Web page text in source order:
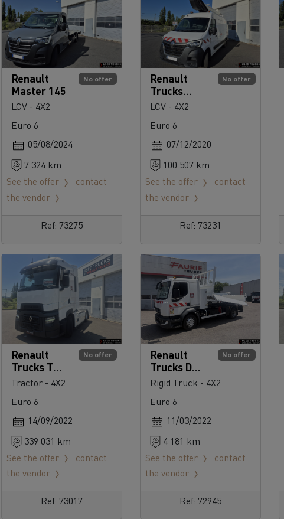
No offer
Renault
Master 145
LCV - 4X2
Euro 6
05/08/2024
7 324 km
See the offer
contact
the vendor
Ref: 73275
No offer
Renault
Trucks
Master 145
LCV - 4X2
Euro 6
07/12/2020
100 507 km
See the offer
contact
the vendor
Ref: 73231
No offer
Renault
Trucks T
High 480
Tractor - 4X2
Euro 6
14/09/2022
339 031 km
See the offer
contact
the vendor
Ref: 73017
No offer
Renault
Trucks D
250
Rigid Truck - 4X2
Euro 6
11/03/2022
4 181 km
See the offer
contact
the vendor
Ref: 72945